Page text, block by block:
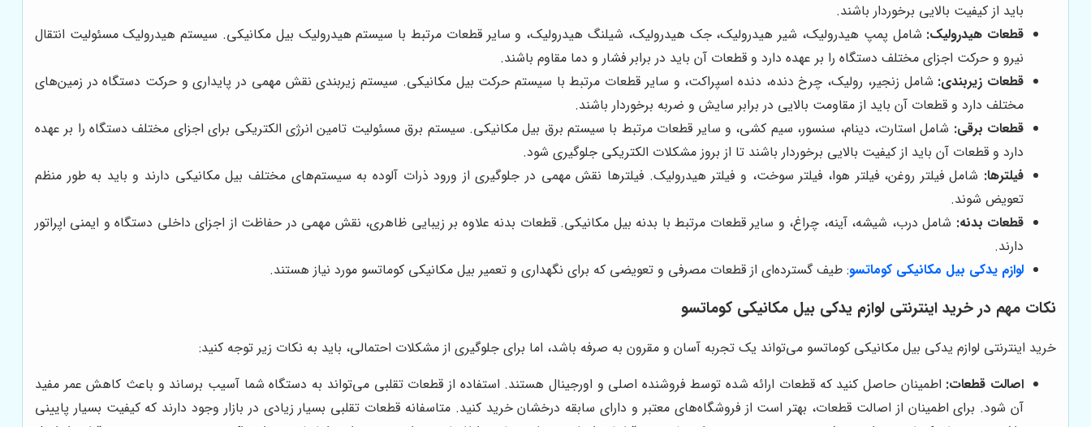
باید از کیفیت بالایی برخوردار باشند.
قطعات هیدرولیک: شامل پمپ هیدرولیک، شیر هیدرولیک، جک هیدرولیک، شیلنگ هیدرولیک، و سایر قطعات مرتبط با سیستم هیدرولیک بیل مکانیکی. سیستم هیدرولیک مسئولیت انتقال
نیرو و حرکت اجزای مختلف دستگاه را بر عهده دارد و قطعات آن باید در برابر فشار و دما مقاوم باشند.
قطعات زیربندی: شامل زنجیر، رولیک، چرخ دنده، دنده اسپراکت، و سایر قطعات مرتبط با سیستم حرکت بیل مکانیکی. سیستم زیربندی نقش مهمی در پایداری و حرکت دستگاه در زمین‌های
مختلف دارد و قطعات آن باید از مقاومت بالایی در برابر سایش و ضربه برخوردار باشند.
قطعات برقی: شامل استارت، دینام، سنسور، سیم کشی، و سایر قطعات مرتبط با سیستم برق بیل مکانیکی. سیستم برق مسئولیت تامین انرژی الکتریکی برای اجزای مختلف دستگاه را بر عهده
دارد و قطعات آن باید از کیفیت بالایی برخوردار باشند تا از بروز مشکلات الکتریکی جلوگیری شود.
فیلترها: شامل فیلتر روغن، فیلتر هوا، فیلتر سوخت، و فیلتر هیدرولیک. فیلترها نقش مهمی در جلوگیری از ورود ذرات آلوده به سیستم‌های مختلف بیل مکانیکی دارند و باید به طور منظم
تعویض شوند.
قطعات بدنه: شامل درب، شیشه، آینه، چراغ، و سایر قطعات مرتبط با بدنه بیل مکانیکی. قطعات بدنه علاوه بر زیبایی ظاهری، نقش مهمی در حفاظت از اجزای داخلی دستگاه و ایمنی اپراتور
دارند.
لوازم یدکی بیل مکانیکی کوماتسو: طیف گسترده‌ای از قطعات مصرفی و تعویضی که برای نگهداری و تعمیر بیل مکانیکی کوماتسو مورد نیاز هستند.
نکات مهم در خرید اینترنتی لوازم یدکی بیل مکانیکی کوماتسو
خرید اینترنتی لوازم یدکی بیل مکانیکی کوماتسو می‌تواند یک تجربه آسان و مقرون به صرفه باشد، اما برای جلوگیری از مشکلات احتمالی، باید به نکات زیر توجه کنید:
اصالت قطعات: اطمینان حاصل کنید که قطعات ارائه شده توسط فروشنده اصلی و اورجینال هستند. استفاده از قطعات تقلبی می‌تواند به دستگاه شما آسیب برساند و باعث کاهش عمر مفید
آن شود. برای اطمینان از اصالت قطعات، بهتر است از فروشگاه‌های معتبر و دارای سابقه درخشان خرید کنید. متاسفانه قطعات تقلبی بسیار زیادی در بازار وجود دارند که کیفیت بسیار پایینی